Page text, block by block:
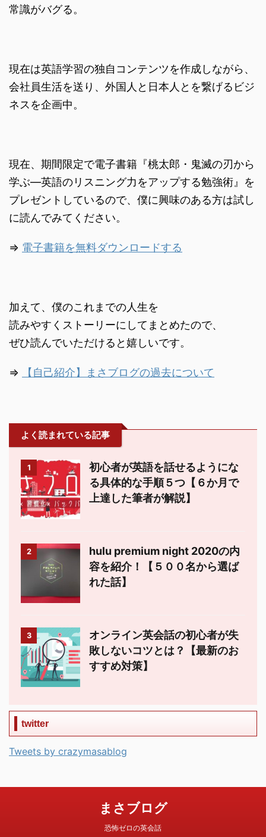
常識がバグる。
現在は英語学習の独自コンテンツを作成しながら、
会社員生活を送り、外国人と日本人とを繋げるビジ
ネスを企画中。
現在、期間限定で電子書籍『桃太郎・鬼滅の刃から
学ぶ―英語のリスニング力をアップする勉強術』を
プレゼントしているので、僕に興味のある方は試し
に読んでみてください。
⇒ 電子書籍を無料ダウンロードする
加えて、僕のこれまでの人生を
読みやすくストーリーにしてまとめたので、
ぜひ読んでいただけると嬉しいです。
⇒ 【自己紹介】まさブログの過去について
よく読まれている記事
1
初心者が英語を話せるようにな
る具体的な手順５つ【６か月で
上達した筆者が解説】
2
hulu premium night 2020の内
容を紹介！【５００名から選ば
れた話】
3
オンライン英会話の初心者が失
敗しないコツとは？【最新のお
すすめ対策】
twitter
Tweets by crazymasablog
まさブログ
恐怖ゼロの英会話